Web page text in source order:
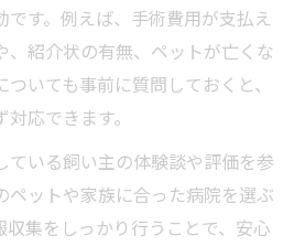
です。例えば、手術費用が支払え
、紹介状の有無、ペットが亡くな
いても事前に質問しておくと、
応できます。
ている飼い主の体験談や評価を参
ペットや家族に合った病院を選ぶ
収集をしっかり行うことで、安心